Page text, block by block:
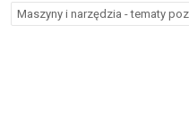
Maszyny i narzędzia - tematy